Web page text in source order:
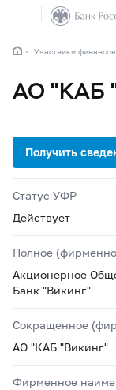
Участники
АО "КАБ
Статус УФР
Действует
Полное
Акционерное
Банк "Викинг"
Сокращенное
АО "КАБ "Викинг"
Фирменное